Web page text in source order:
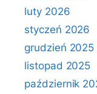
luty 2026
styczeń 2026
grudzień 2025
listopad 2025
październik